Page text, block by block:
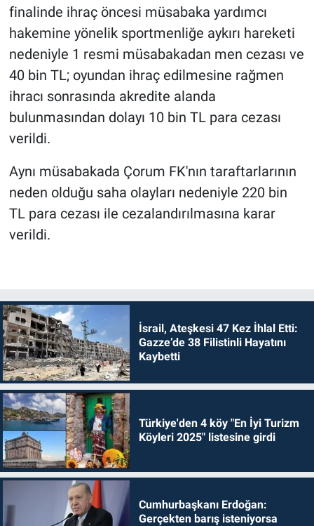
finalinde ihraç öncesi müsabaka yardımcı
hakemine yönelik sportmenliğe aykırı hareketi
nedeniyle 1 resmi müsabakadan men cezası ve
40 bin TL; oyundan ihraç edilmesine rağmen
ihracı sonrasında akredite alanda
bulunmasından dolayı 10 bin TL para cezası
verildi.
Aynı müsabakada Çorum FK'nın taraftarlarının
neden olduğu saha olayları nedeniyle 220 bin
TL para cezası ile cezalandırılmasına karar
verildi.
İsrail, Ateşkesi 47 Kez İhlal Etti:
Gazze’de 38 Filistinli Hayatını
Kaybetti
Türkiye'den 4 köy "En İyi Turizm
Köyleri 2025" listesine girdi
Cumhurbaşkanı Erdoğan:
Gerçekten barış isteniyorsa